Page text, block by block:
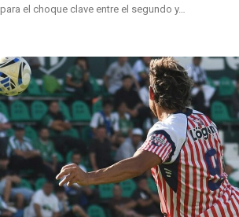
para el choque clave entre el segundo y…